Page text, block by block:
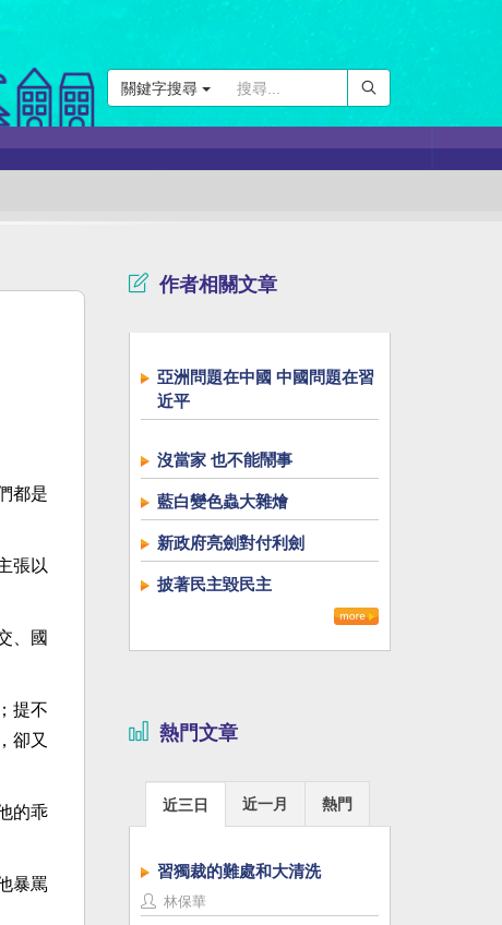
關鍵字搜尋
都是
張以
、國
提不
卻又
的乖
暴罵
作者相關文章
亞洲問題在中國 中國問題在習
近平
沒當家 也不能鬧事
藍白變色蟲大雜燴
新政府亮劍對付利劍
披著民主毀民主
熱門文章
近三日 近一月 熱門
習獨裁的難處和大清洗
林保華